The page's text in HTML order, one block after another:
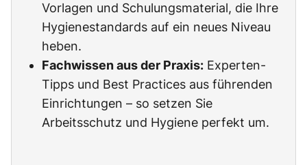
Vorlagen und Schulungsmaterial, die Ihre
Hygienestandards auf ein neues Niveau
heben.
Fachwissen aus der Praxis: Experten-
Tipps und Best Practices aus führenden
Einrichtungen – so setzen Sie
Arbeitsschutz und Hygiene perfekt um.